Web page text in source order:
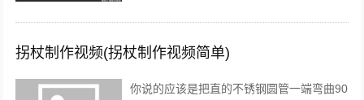
拐杖制作视频(拐杖制作视频简单)
你说的应该是把直的不锈钢圆管一端弯曲90